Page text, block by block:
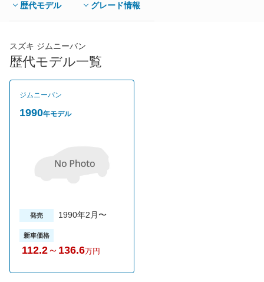
歴代モデル グレード情報
スズキ ジムニーバン
歴代モデル一覧
ジムニーバン
1990年モデル
発売 1990年2月〜
新車価格
112.2～ 136.6万円